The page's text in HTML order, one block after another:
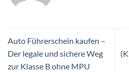
Auto Führerschein kaufen –
Der legale und sichere Weg
zur Klasse B ohne MPU